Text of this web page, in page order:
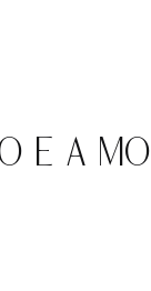
E A